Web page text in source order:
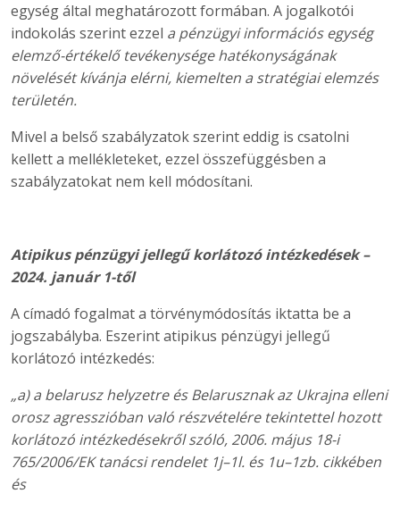
egység által meghatározott formában. A jogalkotói
indokolás szerint ezzel a pénzügyi információs egység
elemző-értékelő tevékenysége hatékonyságának
növelését kívánja elérni, kiemelten a stratégiai elemzés
területén.
Mivel a belső szabályzatok szerint eddig is csatolni
kellett a mellékleteket, ezzel összefüggésben a
szabályzatokat nem kell módosítani.
Atipikus pénzügyi jellegű korlátozó intézkedések –
2024. január 1-től
A címadó fogalmat a törvénymódosítás iktatta be a
jogszabályba. Eszerint atipikus pénzügyi jellegű
korlátozó intézkedés:
„a) a belarusz helyzetre és Belarusznak az Ukrajna elleni
orosz agresszióban való részvételére tekintettel hozott
korlátozó intézkedésekről szóló, 2006. május 18-i
765/2006/EK tanácsi rendelet 1j–1l. és 1u–1zb. cikkében
és